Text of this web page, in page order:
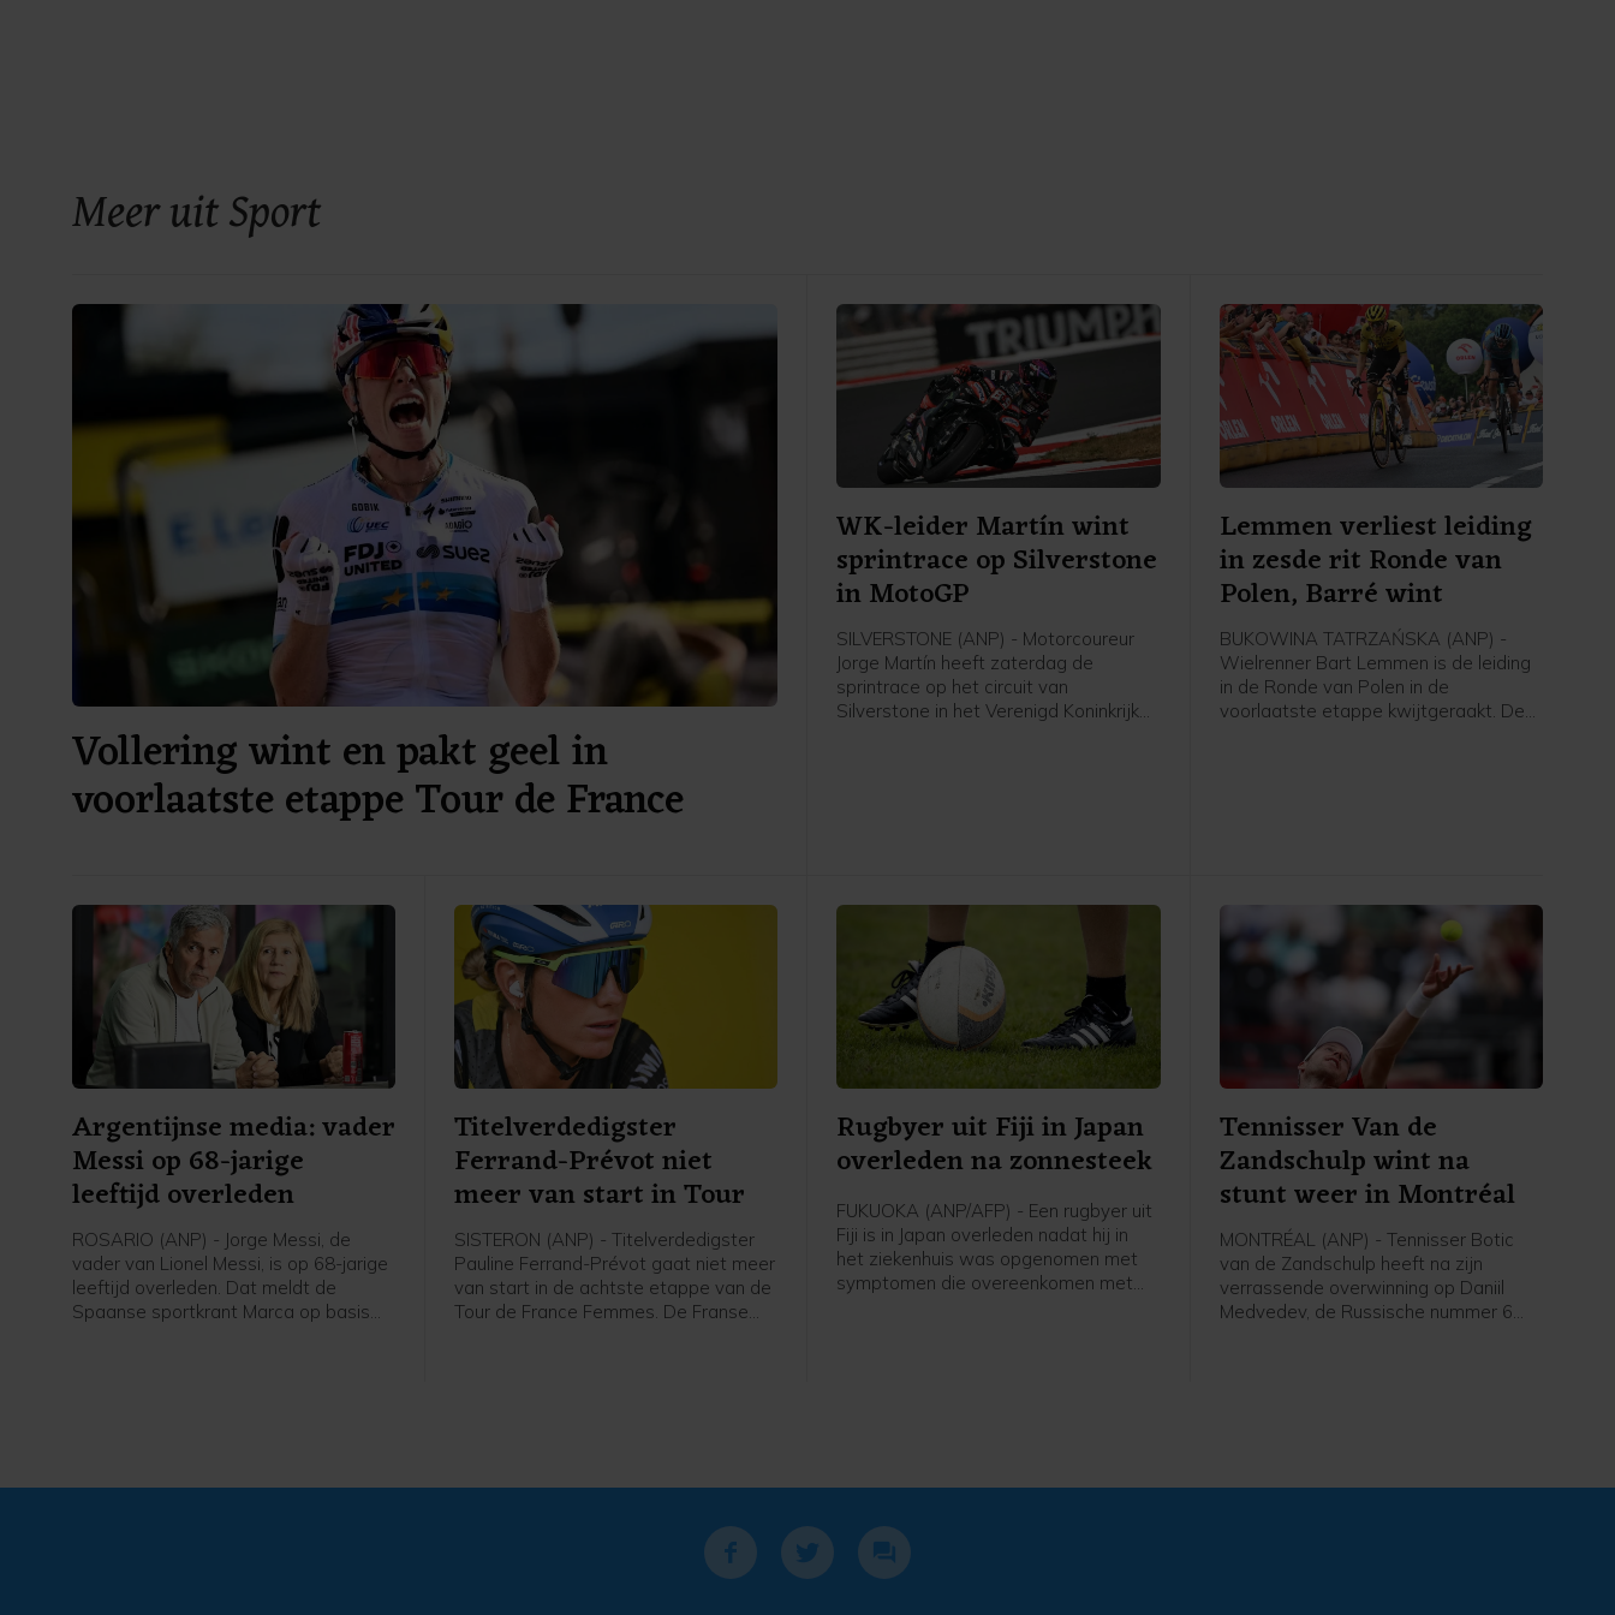
Meer uit Sport
Vollering wint en pakt geel in
voorlaatste etappe Tour de France
WK-leider Martín wint
sprintrace op Silverstone
in MotoGP
SILVERSTONE (ANP) - Motorcoureur
Jorge Martín heeft zaterdag de
sprintrace op het circuit van
Silverstone in het Verenigd Koninkrijk
Lemmen verliest leiding
in zesde rit Ronde van
Polen, Barré wint
BUKOWINA TATRZAŃSKA (ANP) -
Wielrenner Bart Lemmen is de leiding
in de Ronde van Polen in de
voorlaatste etappe kwijtgeraakt. De
Brenner (Tudor) uit Duitsland werd
derde.
Argentijnse media: vader
Messi op 68-jarige
leeftijd overleden
ROSARIO (ANP) - Jorge Messi, de
vader van Lionel Messi, is op 68-jarige
leeftijd overleden. Dat meldt de
Spaanse sportkrant Marca op basis
Titelverdedigster
Ferrand-Prévot niet
meer van start in Tour
SISTERON (ANP) - Titelverdedigster
Pauline Ferrand-Prévot gaat niet meer
van start in de achtste etappe van de
Tour de France Femmes. De Franse
Rugbyer uit Fiji in Japan
overleden na zonnesteek
FUKUOKA (ANP/AFP) - Een rugbyer uit
Fiji is in Japan overleden nadat hij in
het ziekenhuis was opgenomen met
symptomen die overeenkomen met
Tennisser Van de
Zandschulp wint na
stunt weer in Montréal
MONTRÉAL (ANP) - Tennisser Botic
van de Zandschulp heeft na zijn
verrassende overwinning op Daniil
Medvedev, de Russische nummer 6